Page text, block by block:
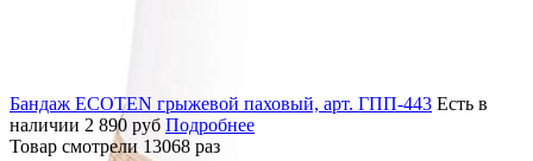
Бандаж ECOTEN грыжевой паховый, арт. ГПП-443 Есть в
наличии 2 890 руб Подробнее
Товар смотрели 13068 раз